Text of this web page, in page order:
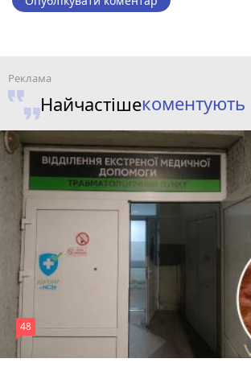
Найчастішекоментують
48